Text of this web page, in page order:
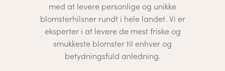
med at levere personlige og unikke
blomsterhilsner rundt i hele landet. Vi er
eksperter i at levere de mest friske og
smukkeste blomster til enhver og
betydningsfuld anledning.